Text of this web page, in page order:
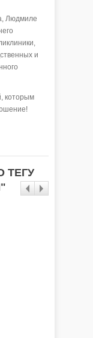
Людмиле
и
которым
ТЕГУ